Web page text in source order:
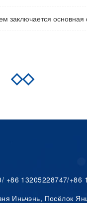
заключается основная
◇◇
13205228747/+86
Иньчэнь, Посёлок